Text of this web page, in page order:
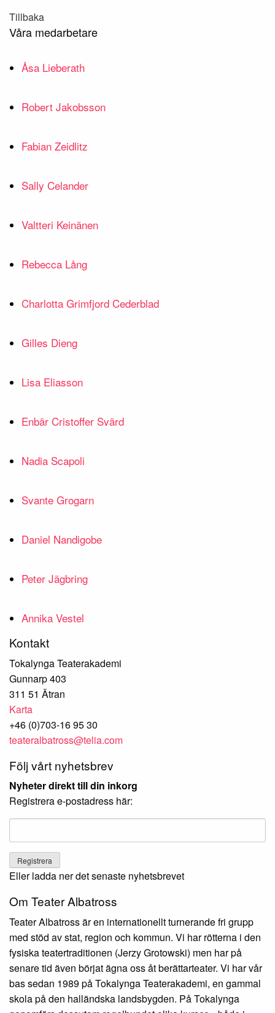
Tillbaka
Våra medarbetare
Åsa Lieberath
Robert Jakobsson
Fabian Zeidlitz
Sally Celander
Valtteri Keinänen
Rebecca Lång
Charlotta Grimfjord Cederblad
Gilles Dieng
Lisa Eliasson
Enbär Cristoffer Svärd
Nadia Scapoli
Svante Grogarn
Daniel Nandigobe
Peter Jägbring
Annika Vestel
Kontakt
Tokalynga Teaterakademi
Gunnarp 403
311 51 Ätran
Karta
+46 (0)703-16 95 30
teateralbatross@telia.com
Följ vårt nyhetsbrev
Nyheter direkt till din inkorg
Registrera e-postadress här:
Eller ladda ner det senaste nyhetsbrevet
Om Teater Albatross
Teater Albatross är en internationellt turnerande fri grupp
med stöd av stat, region och kommun. Vi har rötterna i den
fysiska teatertraditionen (Jerzy Grotowski) men har på
senare tid även börjat ägna oss åt berättarteater. Vi har vår
bas sedan 1989 på Tokalynga Teaterakademi, en gammal
skola på den halländska landsbygden. På Tokalynga